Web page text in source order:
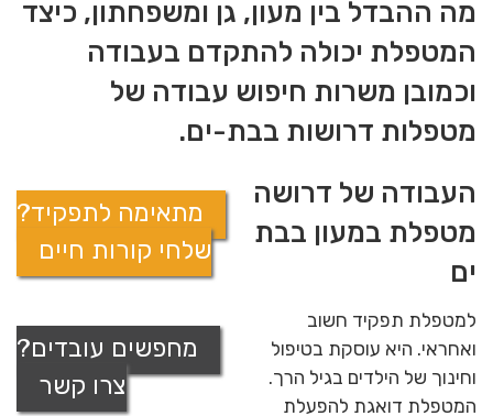
מה ההבדל בין מעון, גן ומשפחתון, כיצד
המטפלת יכולה להתקדם בעבודה
וכמובן משרות חיפוש עבודה של
מטפלות דרושות בבת-ים.
מתאימה לתפקיד?
שלחי קורות חיים
מחפשים עובדים?
צרו קשר
העבודה של דרושה
מטפלת במעון בבת
ים
למטפלת תפקיד חשוב
ואחראי. היא עוסקת בטיפול
וחינוך של הילדים בגיל הרך.
המטפלת דואגת להפעלת